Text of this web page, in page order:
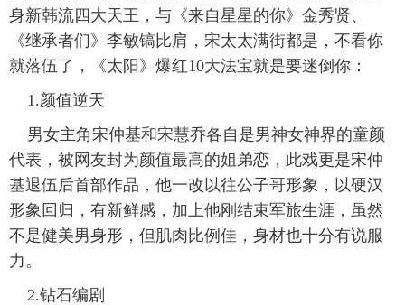
身新韩流四大天王，与《来自星星的你》金秀贤、
《继承者们》李敏镐比肩，宋太太满街都是，不看你
就落伍了，《太阳》爆红10大法宝就是要迷倒你：
1.颜值逆天
男女主角宋仲基和宋慧乔各自是男神女神界的童颜
代表，被网友封为颜值最高的姐弟恋，此戏更是宋仲
基退伍后首部作品，他一改以往公子哥形象，以硬汉
形象回归，有新鲜感，加上他刚结束军旅生涯，虽然
不是健美男身形，但肌肉比例佳，身材也十分有说服
力。
2.钻石编剧